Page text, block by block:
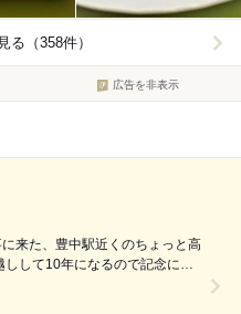
る（358件）
広告を非表示
来た、豊中駅近くのちょっと高